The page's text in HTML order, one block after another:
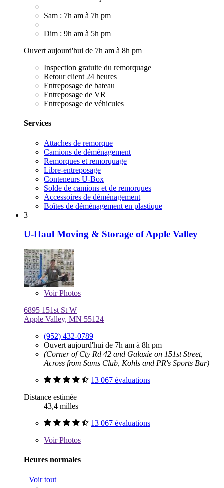
Sam : 7h am à 7h pm
Dim : 9h am à 5h pm
Ouvert aujourd'hui de 7h am à 8h pm
Inspection gratuite du remorquage
Retour client 24 heures
Entreposage de bateau
Entreposage de VR
Entreposage de véhicules
Services
Attaches de remorque
Camions de déménagement
Remorques et remorquage
Libre-entreposage
Conteneurs U-Box
Solde de camions et de remorques
Accessoires de déménagement
Boîtes de déménagement en plastique
3
U-Haul Moving & Storage of Apple Valley
VoirPhotos
6895 151st St W
Apple Valley, MN 55124
(952) 432-0789
Ouvert aujourd'hui de 7h am à 8h pm
(Corner of Cty Rd 42 and Galaxie on 151st Street,
Across from Sams Club, Kohls and PR's Sports Bar)
13 067 évaluations
Distance estimée
43,4 milles
13 067 évaluations
VoirPhotos
Heures normales
Voir tout